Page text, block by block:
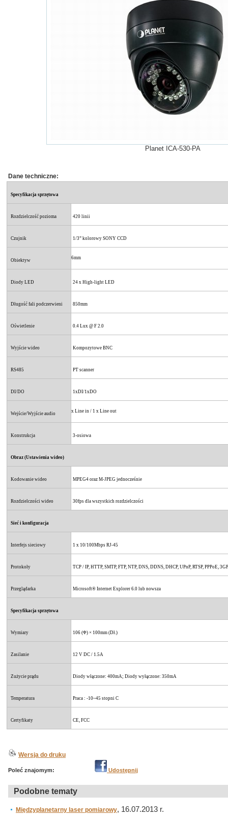
Planet ICA-530-PA
Dane techniczne:
Specyfikacja sprzętowa
Rozdzielczość pozioma 420 linii
Czujnik 1/3” kolorowy SONY CCD
Obiektyw 6mm
Diody LED 24 x High-light LED
Długość fali podczerwieni 850mm
Oświetlenie 0.4 Lux @ F 2.0
Wyjście wideo Kompozytowe BNC
RS485 PT scanner
DI/DO 1xDI/1xDO
Wejście/Wyjście audio x Line in / 1 x Line out
Konstrukcja 3-osiowa
Obraz (Ustawienia wideo)
Kodowanie wideo MPEG4 oraz M-JPEG jednocześnie
Rozdzielczości wideo 30fps dla wszystkich rozdzielczości
Sieć i konfiguracja
Interfejs sieciowy 1 x 10/100Mbps RJ-45
Protokoły TCP / IP, HTTP, SMTP, FTP, NTP, DNS, DDNS, DHCP, UPnP, RTSP, PPPoE,
Przeglądarka Microsoft® Internet Explorer 6.0 lub nowsza
Specyfikacja sprzętowa
Wymiary 106 (Φ) × 100mm (Dł.)
Zasilanie 12 V DC / 1.5A
Zużycie prądu Diody włączone: 400mA; Diody wyłączone: 350mA
Temperatura Praca : -10~45 stopni C
Certyfikaty CE, FCC
Wersja do druku
Poleć znajomym: Udostępnij
Podobne tematy
Międzyplanetarny laser pomiarowy, 16.07.2013 r.